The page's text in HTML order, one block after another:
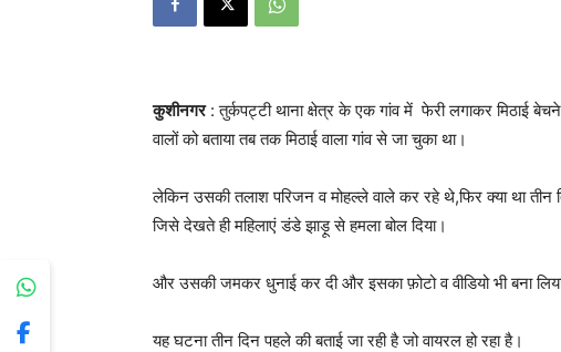
कुशीनगर: तुर्कपट्टी थाना क्षेत्र के एक गांव में फेरी लगाकर मिठाई
वालों को बताया तब तक मिठाई वाला गांव से जा चुका था।
लेकिन उसकी तलाश परिजन व मोहल्ले वाले कर रहे थे,फिर क्या था तीन
जिसे देखते ही महिलाएं डंडे झाड़ू से हमला बोल दिया।
और उसकी जमकर धुनाई कर दी और इसका फ़ोटो व वीडियो भी बना
यह घटना तीन दिन पहले की बताई जा रही है जो वायरल हो रहा है।